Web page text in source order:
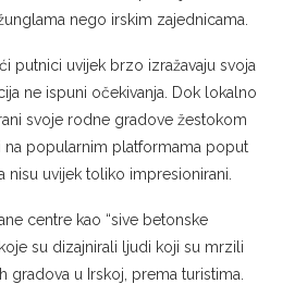
nego irskim zajednicama.
putnici uvijek brzo izražavaju svoja
ne ispuni očekivanja. Dok lokalno
svoje rodne gradove žestokom
na popularnim platformama poput
​​nisu uvijek toliko impresionirani.
centre kao “sive betonske
su dizajnirali ljudi koji su mrzili
gradova u Irskoj, prema turistima.